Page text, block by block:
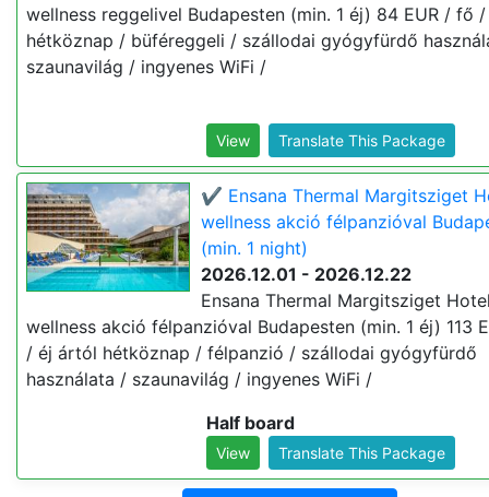
wellness reggelivel Budapesten (min. 1 éj) 84 EUR / fő
hétköznap / büféreggeli / szállodai gyógyfürdő
szaunavilág / ingyenes WiFi /
View Translate This Package
✔️ Ensana Thermal Margitsziget
wellness akció félpanzióval
(min. 1 night)
2026.12.01 - 2026.12.22
Ensana Thermal Margitsziget
wellness akció félpanzióval Budapesten (min. 1 éj) 113
/ éj ártól hétköznap / félpanzió / szállodai gyógyfürdő
használata / szaunavilág / ingyenes WiFi /
Half board
View Translate This Package